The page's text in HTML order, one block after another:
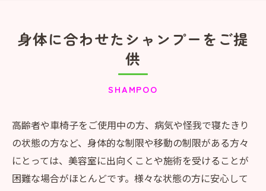
身体に合わせたシャンプーをご提
供
SHAMPOO
高齢者や車椅子をご使用中の方、病気や怪我で寝たきり
の状態の方など、身体的な制限や移動の制限がある方々
にとっては、美容室に出向くことや施術を受けることが
困難な場合がほとんどです。様々な状態の方に安心して